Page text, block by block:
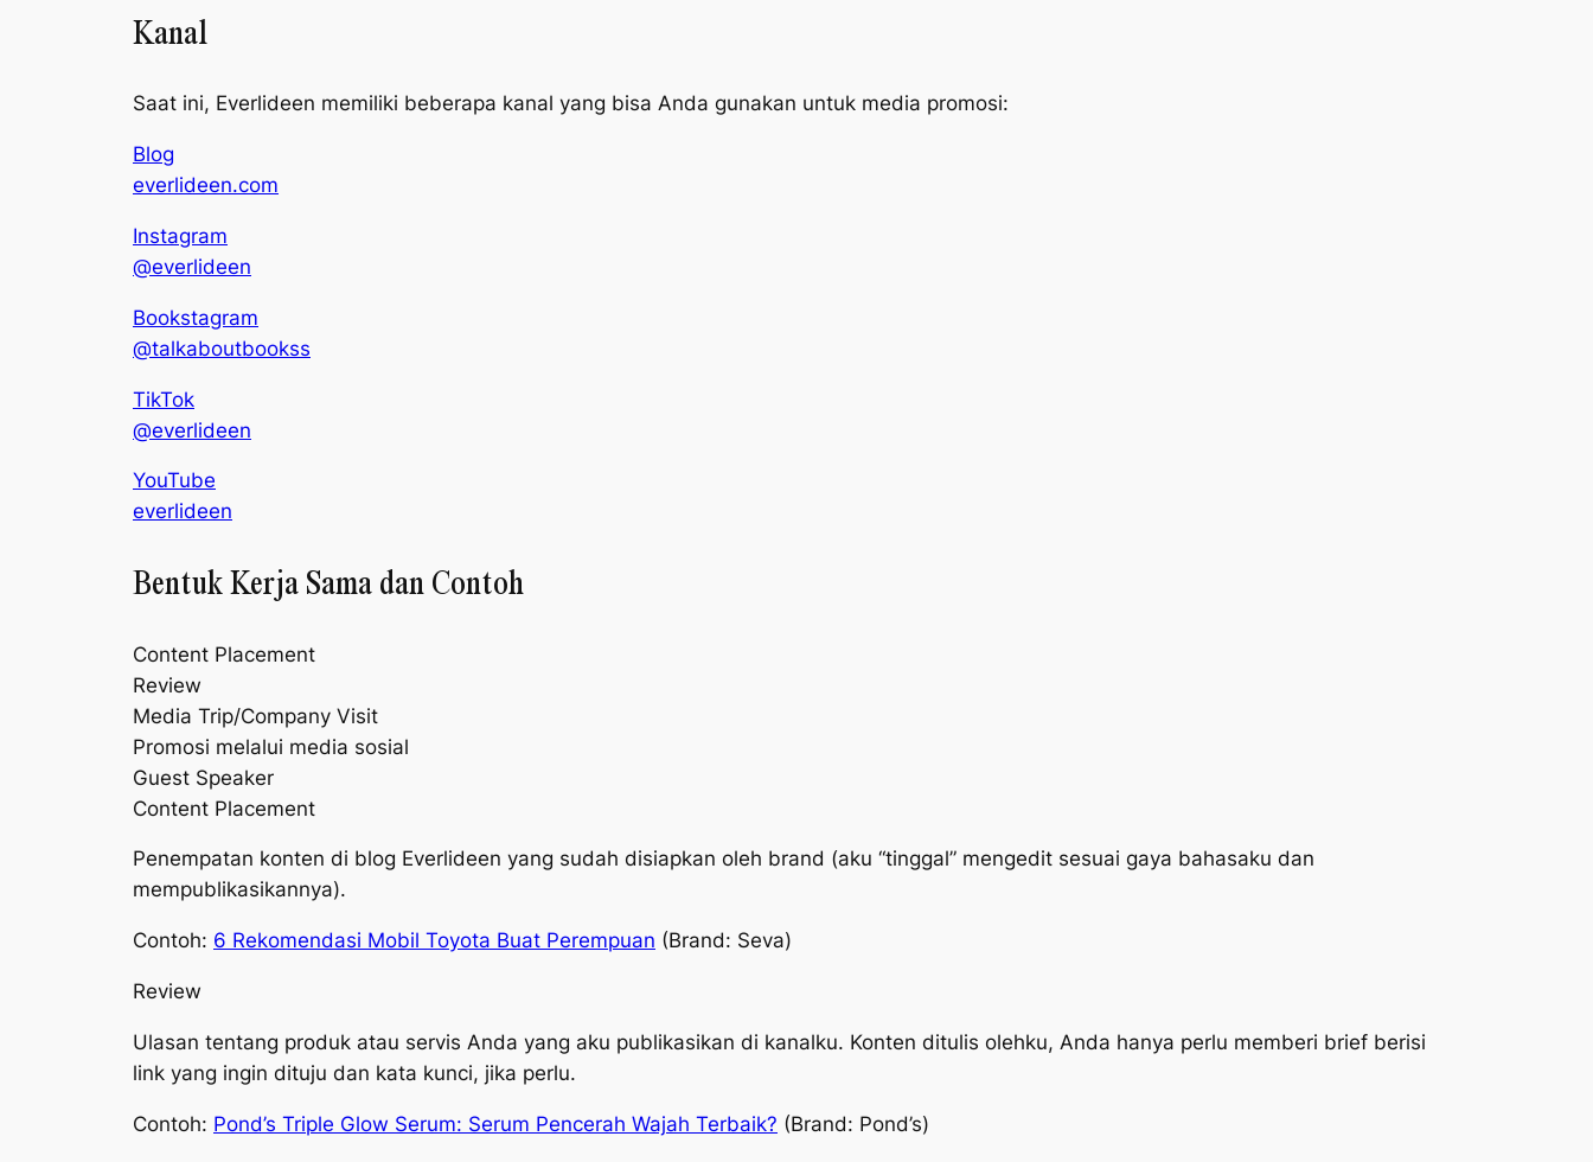
Kanal
Saat ini, Everlideen memiliki beberapa kanal yang bisa Anda gunakan untuk media promosi:
Blog
everlideen.com
Instagram
@everlideen
Bookstagram
@talkaboutbookss
TikTok
@everlideen
YouTube
everlideen
Bentuk Kerja Sama dan Contoh
Content Placement
Review
Media Trip/Company Visit
Promosi melalui media sosial
Guest Speaker
Content Placement
Penempatan konten di blog Everlideen yang sudah disiapkan oleh brand (aku “tinggal” mengedit sesuai gaya bahasaku dan
mempublikasikannya).
Contoh: 6 Rekomendasi Mobil Toyota Buat Perempuan (Brand: Seva)
Review
Ulasan tentang produk atau servis Anda yang aku publikasikan di kanalku. Konten ditulis olehku, Anda hanya perlu memberi brief berisi
link yang ingin dituju dan kata kunci, jika perlu.
Contoh: Pond’s Triple Glow Serum: Serum Pencerah Wajah Terbaik? (Brand: Pond’s)